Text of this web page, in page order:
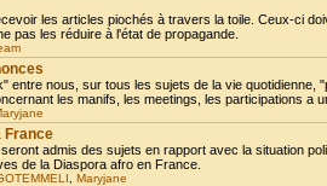
les articles piochés à travers la toile. Ceux-ci
pas les réduire à l'état de propagande.
entre nous, sur tous les sujets de la vie
les manifs, les meetings, les participations a
France
admis des sujets en rapport avec la situation
de la Diaspora afro en France.
Maryjane